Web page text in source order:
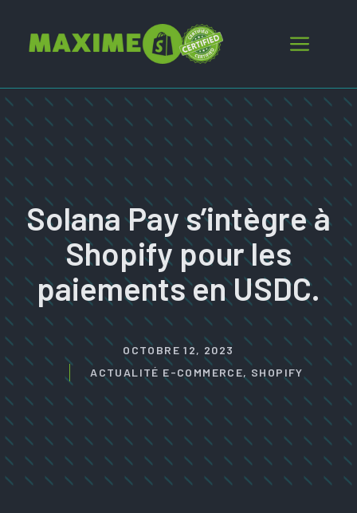
contenu
Menu
Solana Pay s’intègre à
Shopify pour les
paiements en USDC.
OCTOBRE 12, 2023
ACTUALITÉ E-COMMERCE, SHOPIFY